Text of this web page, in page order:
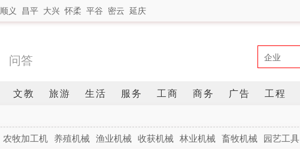
顺义 昌平 大兴 怀柔 平谷 密云 延庆
问答
文教 旅游 生活 服务 工商 商务 广告 工程
农牧加工机 养殖机械 渔业机械 收获机械 林业机械 畜牧机械 园艺工具